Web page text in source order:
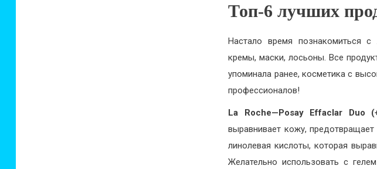
Топ-6 лучших
Настало время познакомиться
кремы, маски, лосьоны. Все
упоминала ранее, косметика с
профессионалов!
La Roche—Posay Effaclar Duo
выравнивает кожу,
линолевая кислоты, которая
Желательно использовать с